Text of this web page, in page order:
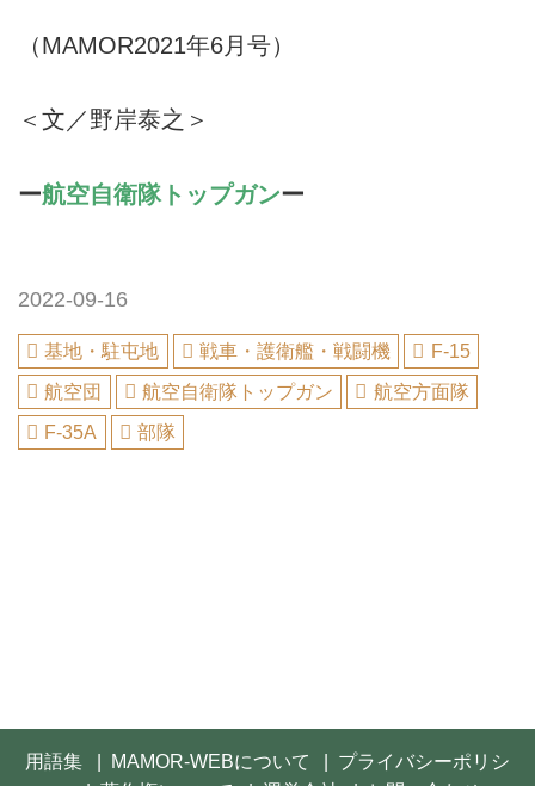
（MAMOR2021年6月号）
＜文／野岸泰之＞
ー航空自衛隊トップガンー
2022-09-16
基地・駐屯地 戦車・護衛艦・戦闘機
F-15
航空団
航空自衛隊トップガン
航空方面隊
F-35A
部隊
用語集 MAMOR-WEBについて
プライバシーポリシ